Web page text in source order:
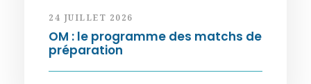
24 JUILLET 2026
OM : le programme des matchs de
préparation